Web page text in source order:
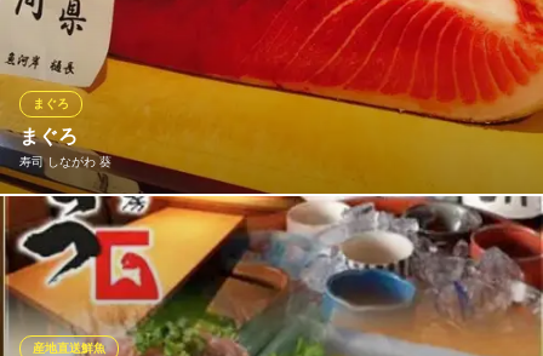
生牡蠣やホッキ貝のお刺身はもちろん、旨味が凝縮されたホタテ
のバター焼きやハマグリなど、貝好きを唸らせるメニューが勢揃
い。 素材本来の美味しさを存分に引き出した絶品料理を、ぜひご
賞味ください。
貝・刺身専門店 しらはら 大井町
鮮度抜群の海鮮料理
ＪＲ京浜東北線大井町駅 徒歩2分
東京都品川区東大井5-19-5 第11下川ビル1F
まぐろ
寿司 しながわ 葵
まぐろ
毎日市場から旬の食材を御用意 信頼のおける市場の仲卸から常に
確かな品質の魚を仕入れております。
寿司 しながわ 葵
寿司×日本酒
産地直送鮮魚